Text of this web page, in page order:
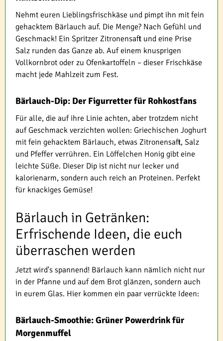
Nehmt euren Lieblingsfrischkäse und pimpt ihn mit fein
gehacktem Bärlauch auf. Die Menge? Nach Gefühl und
Geschmack! Ein Spritzer Zitronensaft und eine Prise
Salz runden das Ganze ab. Auf einem knusprigen
Vollkornbrot oder zu Ofenkartoffeln – dieser Frischkäse
macht jede Mahlzeit zum Fest.
Bärlauch-Dip: Der Figurretter für Rohkostfans
Für alle, die auf ihre Linie achten, aber trotzdem nicht
auf Geschmack verzichten wollen: Griechischen Joghurt
mit fein gehacktem Bärlauch, etwas Zitronensaft, Salz
und Pfeffer verrühren. Ein Löffelchen Honig gibt eine
leichte Süße. Dieser Dip ist nicht nur lecker und
kalorienarm, sondern auch reich an Proteinen. Perfekt
für knackiges Gemüse!
Bärlauch in Getränken:
Erfrischende Ideen, die euch
überraschen werden
Jetzt wird's spannend! Bärlauch kann nämlich nicht nur
in der Pfanne und auf dem Brot glänzen, sondern auch
in eurem Glas. Hier kommen ein paar verrückte Ideen:
Bärlauch-Smoothie: Grüner Powerdrink für
Morgenmuffel